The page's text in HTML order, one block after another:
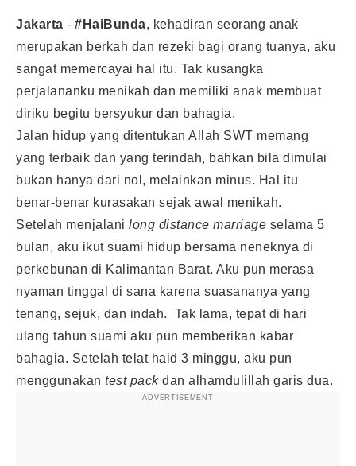
Jakarta - #HaiBunda, kehadiran seorang anak
merupakan berkah dan rezeki bagi orang tuanya, aku
sangat memercayai hal itu. Tak kusangka
perjalananku menikah dan memiliki anak membuat
diriku begitu bersyukur dan bahagia.
Jalan hidup yang ditentukan Allah SWT memang
yang terbaik dan yang terindah, bahkan bila dimulai
bukan hanya dari nol, melainkan minus. Hal itu
benar-benar kurasakan sejak awal menikah.
Setelah menjalani long distance marriage selama 5
bulan, aku ikut suami hidup bersama neneknya di
perkebunan di Kalimantan Barat. Aku pun merasa
nyaman tinggal di sana karena suasananya yang
tenang, sejuk, dan indah. Tak lama, tepat di hari
ulang tahun suami aku pun memberikan kabar
bahagia. Setelah telat haid 3 minggu, aku pun
menggunakan test packdan alhamdulillah garis dua.
ADVERTISEMENT